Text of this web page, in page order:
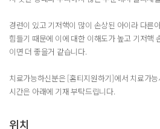
경련이 있고 기저핵이 많이 손상된 아이라 다른
힘들기 때문에 이에 대한 이해도가 높고 기저핵
이면 더 좋을거 같습니다.
치료가능하신분은 [홈티지원하기]에서 치료가
시간은 아래에 기재 부탁드립니다.
위치